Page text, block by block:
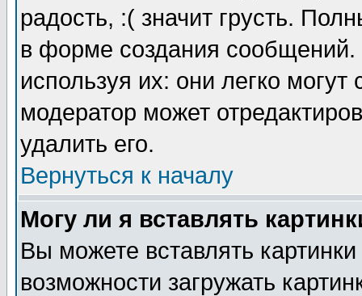
радость, :( значит грусть.
в форме создания сообщений.
используя их: они легко
модератор может
удалить его.
Вернуться к началу
Могу ли я вставлять
Вы можете вставлять
возможности загружать